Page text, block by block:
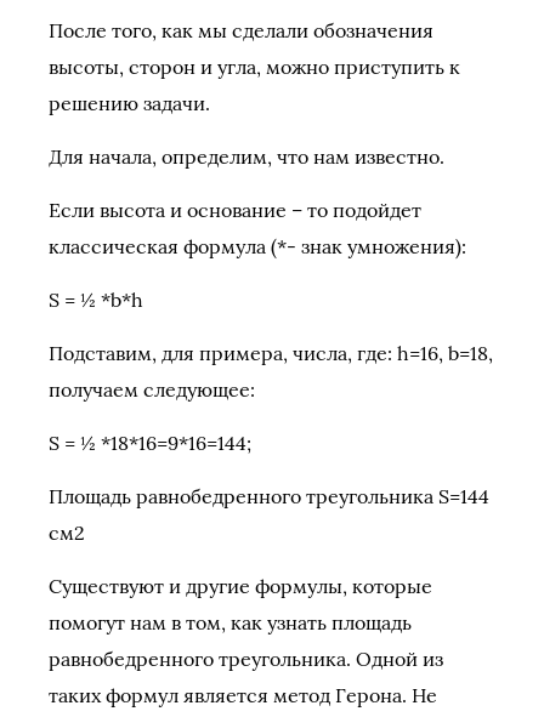
После того, как мы сделали обозначения
высоты, сторон и угла, можно приступить к
решению задачи.
Для начала, определим, что нам известно.
Если высота и основание – то подойдет
классическая формула (*- знак умножения):
S = ½ *b*h
Подставим, для примера, числа, где: h=16, b=18,
получаем следующее:
S = ½ *18*16=9*16=144;
Площадь равнобедренного треугольника S=144
см2
Существуют и другие формулы, которые
помогут нам в том, как узнать площадь
равнобедренного треугольника. Одной из
таких формул является метод Герона. Не